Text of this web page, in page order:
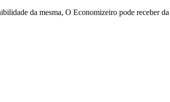
da mesma, O Economizeiro pode receber